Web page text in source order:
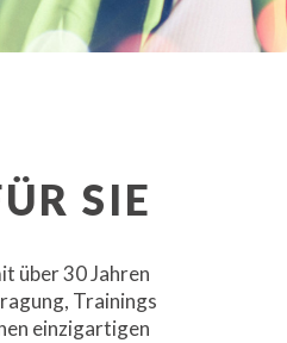
SIE
über 30 Jahren
Trainings
einzigartigen